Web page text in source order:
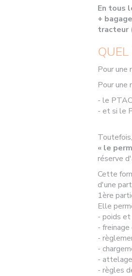
En tous
+
tracteur
QUEL
Pour une
Pour une
- le
- et si le
« le
réserve
Cette
d'une
1ère
Elle
- poids et
-
-
-
-
- règles